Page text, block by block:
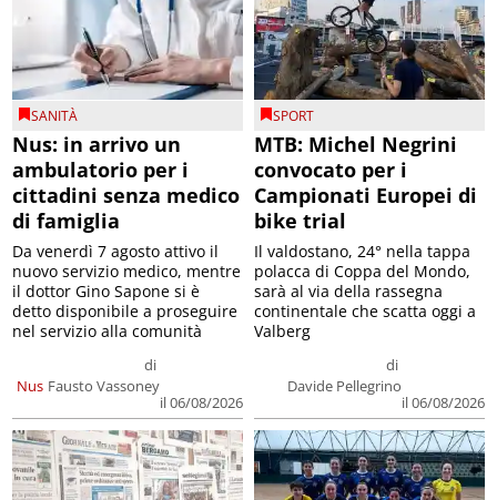
SANITÀ
Nus: in arrivo un
ambulatorio per i
cittadini senza medico
di famiglia
Nus
di
Fausto Vassoney
il 06/08/2026
Da venerdì 7 agosto attivo il
nuovo servizio medico, mentre
il dottor Gino Sapone si è
detto disponibile a proseguire
nel servizio alla comunità
SPORT
MTB: Michel Negrini
convocato per i
Campionati Europei di
bike trial
di
Davide Pellegrino
il 06/08/2026
Il valdostano, 24° nella tappa
polacca di Coppa del Mondo,
sarà al via della rassegna
continentale che scatta oggi a
Valberg